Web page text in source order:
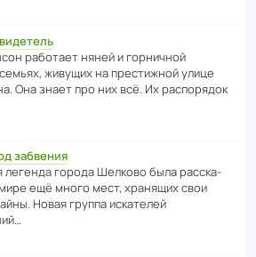
рабо­тает няней и горни­чной
живущих на прес­ти­жной улице
Она знает про них всё. Их распо­рядок
забвения
легенда города Шелково была расска­
ещё много мест, хранящих свои
Новая группа иска­телей